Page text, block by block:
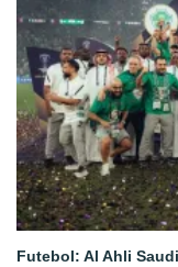
Futebol: Al Ahli